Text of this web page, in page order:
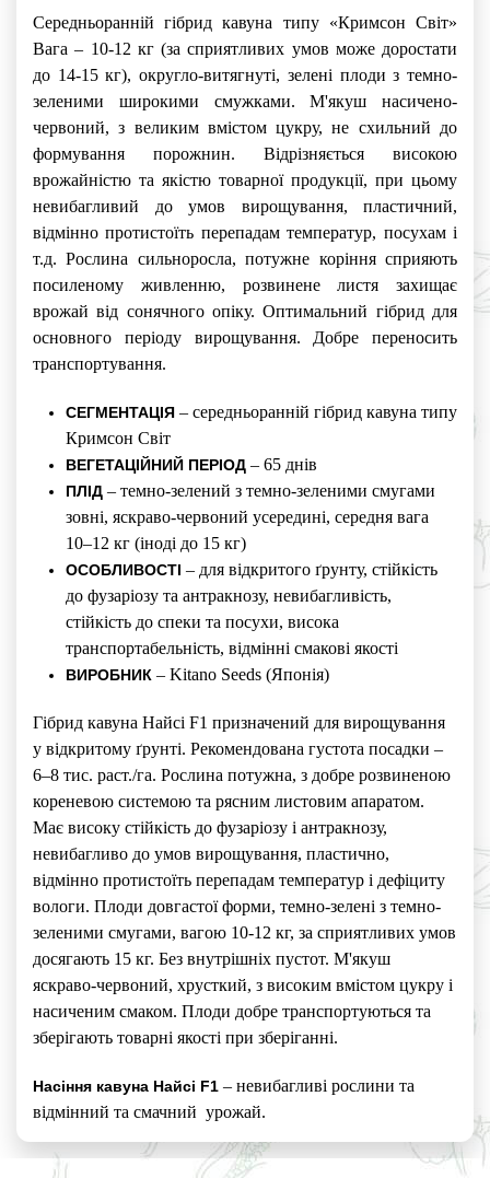
Середньоранній гібрид кавуна типу «Кримсон Світ»
Вага – 10-12 кг (за сприятливих умов може доростати
до 14-15 кг), округло-витягнуті, зелені плоди з темно-
зеленими широкими смужками. М'якуш насичено-
червоний, з великим вмістом цукру, не схильний до
формування порожнин. Відрізняється високою
врожайністю та якістю товарної продукції, при цьому
невибагливий до умов вирощування, пластичний,
відмінно протистоїть перепадам температур, посухам і
т.д. Рослина сильноросла, потужне коріння сприяють
посиленому живленню, розвинене листя захищає
врожай від сонячного опіку. Оптимальний гібрид для
основного періоду вирощування. Добре переносить
транспортування.
СЕГМЕНТАЦІЯ – середньоранній гібрид кавуна типу
Кримсон Світ
ВЕГЕТАЦІЙНИЙ ПЕРІОД – 65 днів
ПЛІД – темно-зелений з темно-зеленими смугами
зовні, яскраво-червоний усередині, середня вага
10–12 кг (іноді до 15 кг)
ОСОБЛИВОСТІ – для відкритого ґрунту, стійкість
до фузаріозу та антракнозу, невибагливість,
стійкість до спеки та посухи, висока
транспортабельність, відмінні смакові якості
ВИРОБНИК – Kitano Seeds (Японія)
Гібрид кавуна Найсі F1 призначений для вирощування
у відкритому ґрунті. Рекомендована густота посадки –
6–8 тис. раст./га. Рослина потужна, з добре розвиненою
кореневою системою та рясним листовим апаратом.
Має високу стійкість до фузаріозу і антракнозу,
невибагливо до умов вирощування, пластично,
відмінно протистоїть перепадам температур і дефіциту
вологи. Плоди довгастої форми, темно-зелені з темно-
зеленими смугами, вагою 10-12 кг, за сприятливих умов
досягають 15 кг. Без внутрішніх пустот. М'якуш
яскраво-червоний, хрусткий, з високим вмістом цукру і
насиченим смаком. Плоди добре транспортуються та
зберігають товарні якості при зберіганні.
Насіння кавуна Найсі F1 – невибагливі рослини та
відмінний та смачний урожай.